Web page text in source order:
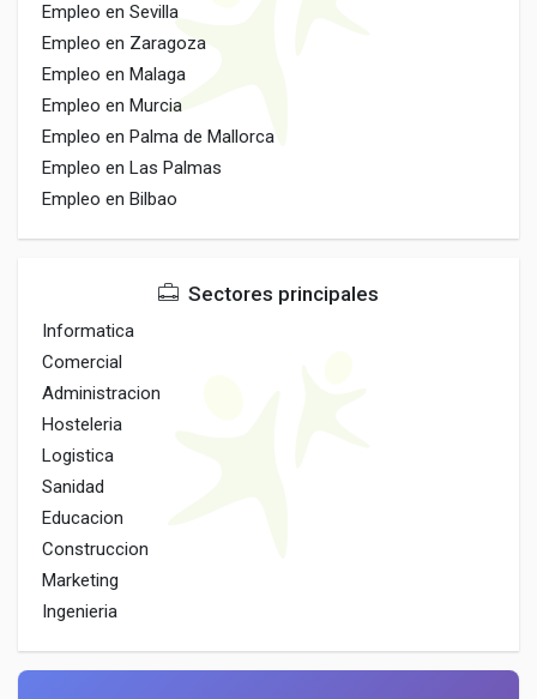
Empleo en Sevilla
Empleo en Zaragoza
Empleo en Malaga
Empleo en Murcia
Empleo en Palma de Mallorca
Empleo en Las Palmas
Empleo en Bilbao
Sectores principales
Informatica
Comercial
Administracion
Hosteleria
Logistica
Sanidad
Educacion
Construccion
Marketing
Ingenieria